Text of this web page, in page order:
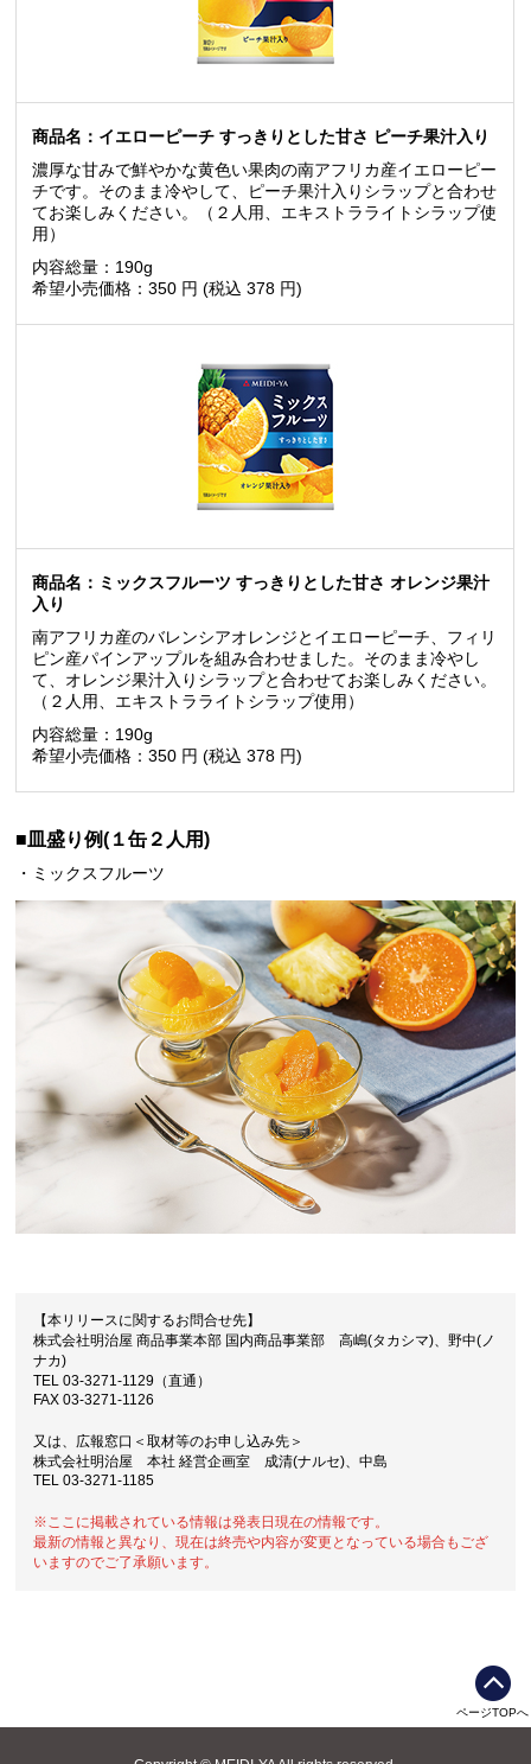
商品名：イエローピーチ すっきりとした甘さ ピーチ果汁入り
濃厚な甘みで鮮やかな黄色い果肉の南アフリカ産イエローピー
チです。 そのまま冷やして、ピーチ果汁入りシラップと合わせ
てお楽しみください。（２人用、エキストラライトシラップ使
用）
内容総量：190g
希望小売価格：350 円 (税込 378 円)
商品名：ミックスフルーツ すっきりとした甘さ オレンジ果汁
入り
南アフリカ産のバレンシアオレンジとイエローピーチ、フィリ
ピン産パインアップルを組み合わせました。そのまま冷やし
て、オレンジ果汁入りシラップと合わせてお楽しみください。
（２人用、エキストラライトシラップ使用）
内容総量：190g
希望小売価格：350 円 (税込 378 円)
■皿盛り例(１缶２人用)
・ミックスフルーツ
【本リリースに関するお問合せ先】
株式会社明治屋 商品事業本部 国内商品事業部 高嶋(タカシマ)、野中(ノ
ナカ)
TEL 03-3271-1129（直通）
FAX 03-3271-1126
又は、広報窓口＜取材等のお申し込み先＞
株式会社明治屋 本社 経営企画室 成清(ナルセ)、中島
TEL 03-3271-1185
※ここに掲載されている情報は発表日現在の情報です。
最新の情報と異なり、現在は終売や内容が変更となっている場合もござ
いますのでご了承願います。
ページTOPへ